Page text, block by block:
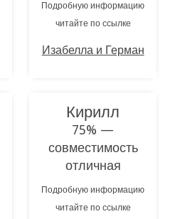
Подробную информацию
читайте по ссылке
Изабелла и Герман
Кирилл
75% —
совместимость
отличная
Подробную информацию
читайте по ссылке